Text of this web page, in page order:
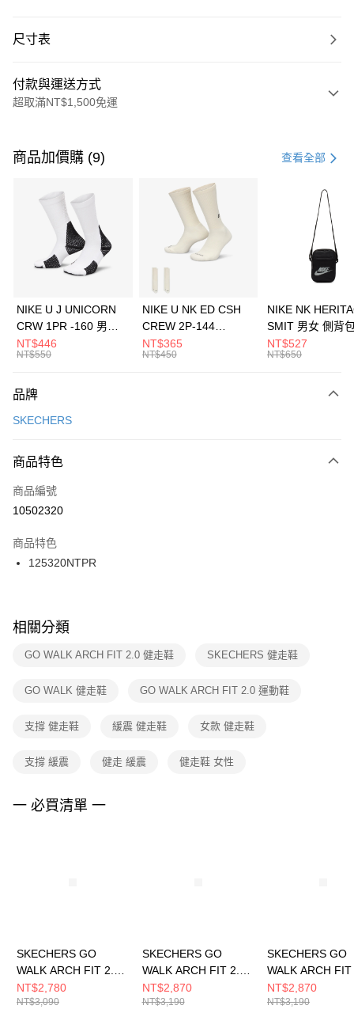
尺寸表
付款與運送方式
超取滿NT$1,500免運
信用卡一次付款
3 期 0 利率 每期 21家銀行
合作金庫商業銀行
第一商業銀行
華南商業銀行
彰化商業銀行
上海商業儲蓄銀行
元大商業銀行
台灣樂天信用卡公司
Apple Pay
全盈+PAY
AFTEE先享後付
【關於「AFTEE先享後付」】
便利好安心！
３．安心：先確認商品／服務後，再付款。
【「AFTEE先享後付」結帳流程】
１．於結帳方式選擇「AFTEE先享後付」後，將跳轉至「AFTEE先享後付」
２．訂單成立數日內，您將收到繳費通知簡訊。
３．收到繳費通知簡訊後14天內，點擊此簡訊中的連結，可透過四大超商／
ATM／網路銀行／等多元方式進行付款，方視為交易完成。
※ 交易是否成功請以「AFTEE先享後付 」之結帳頁面顯示為準，若有關於
是否繳費成功／繳費後需取消欲退款等相關疑問，請聯繫「AFTEE先享後付
客戶支援中心」https://netprotections.freshdesk.com/support/home
１．透過由恩沛科技股份有限公司提供之「AFTEE先享後付」服務完成之交
權轉讓予恩沛科技股份有限公司。
３．未成年的使用者請事先徵得法定代理人或監護人之同意方可使用
４．使用「AFTEE先享後付」時，將依據個別帳號之用戶狀況，依本公司即
運送方式
每筆NT$100，滿NT$1,500(含以上)免運費
宅配
每筆NT$100，滿NT$1,500(含以上)免運費
付款後門市自取
每筆NT$100，滿NT$1,500(含以上)免運費
商品加價購 (9) 查看全部
NIKE U J UNICORN
CRW 1PR -160 男女
中統襪 FZ3393100
NT$446
NT$550
NIKE U NK ED CSH
CREW 2P-144
EMBRDY 男女 短統襪
FZ3073133
NT$365
NT$450
NIKE NK
SMIT 男女 側背
BA5871010
NT$527
NT$650
品牌
SKECHERS
商品特色
商品編號
10502320
商品特色
125320NTPR
相關分類
GO WALK ARCH FIT 2.0 健走鞋 SKECHERS 健走鞋
GO WALK 健走鞋 GO WALK ARCH FIT 2.0 運動鞋
支撐 健走鞋 緩震 健走鞋 女款 健走鞋
支撐 緩震 健走 緩震 健走鞋 女性
一 必買清單 一
SKECHERS GO
WALK ARCH FIT 2.0
女 健走鞋
125346WLVAQ
NT$2,780
NT$3,090
SKECHERS GO
WALK ARCH FIT 2.0
男 健走鞋
216816GYBK
NT$2,870
NT$3,190
SKECHERS GO
WALK ARCH
男 健走鞋
NT$2,870
NT$3,190